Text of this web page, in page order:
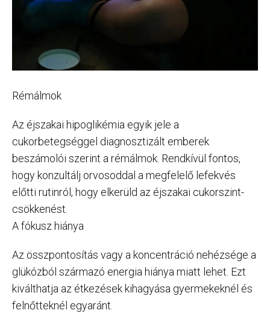
Rémálmok
Az éjszakai hipoglikémia egyik jele a
cukorbetegséggel diagnosztizált emberek
beszámolói szerint a rémálmok. Rendkívül fontos,
hogy konzultálj orvosoddal a megfelelő lefekvés
előtti rutinról, hogy elkerüld az éjszakai cukorszint-
csökkenést.
A fókusz hiánya
Az összpontosítás vagy a koncentráció nehézsége a
glükózból származó energia hiánya miatt lehet. Ezt
kiválthatja az étkezések kihagyása gyermekeknél és
felnőtteknél egyaránt.